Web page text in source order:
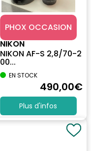
PHOX OCCASION
NIKON
NIKON AF-S 2,8/70-2
00...
EN STOCK
490,00€
Plus d'infos